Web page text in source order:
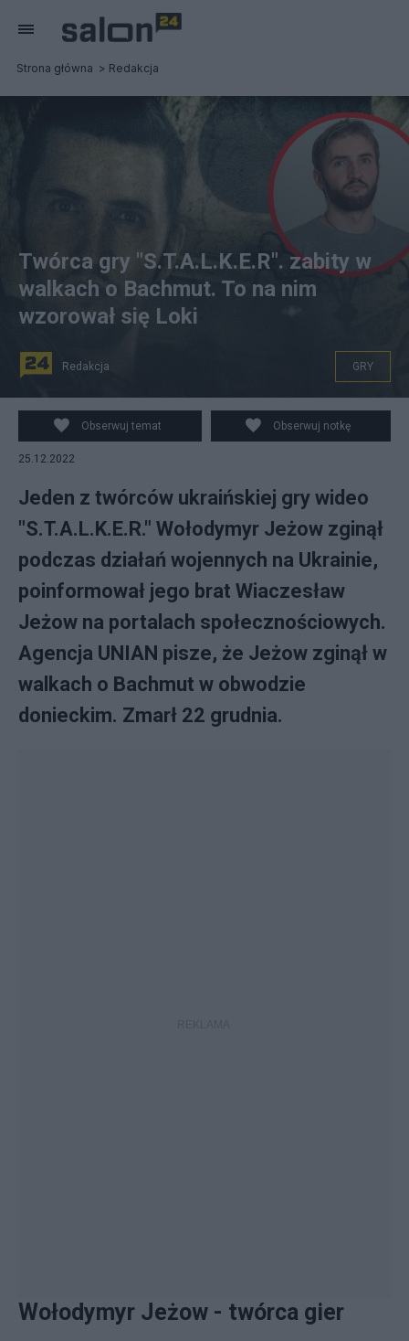
Strona główna Redakcja
Wołodymyr Jeżow dał wygląd Lokiemu, fot. Internet.
Twórca gry "S.T.A.L.K.E.R". zabity w
walkach o Bachmut. To na nim
wzorował się Loki
Redakcja GRY
Obserwuj temat Obserwuj notkę
25.12.2022
Jeden z twórców ukraińskiej gry wideo
"S.T.A.L.K.E.R." Wołodymyr Jeżow zginął
podczas działań wojennych na Ukrainie,
poinformował jego brat Wiaczesław
Jeżow na portalach społecznościowych.
Agencja UNIAN pisze, że Jeżow zginął w
walkach o Bachmut w obwodzie
donieckim. Zmarł 22 grudnia.
Wołodymyr Jeżow - twórca gier